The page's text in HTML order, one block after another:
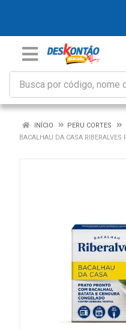
INÍCIO PERU CORTES
BACALHAU DA CASA RIBERALVES